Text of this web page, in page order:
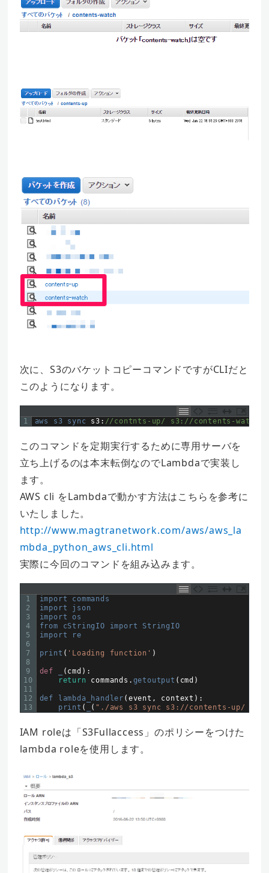
次に、S3のバケットコピーコマンドですがCLIだと
このようになります。
1 aws s3 sync s3 : //contnts-up/ s3://contents-watch/
このコマンドを定期実行するために専用サーバを
立ち上げるのは本末転倒なのでLambdaで実装し
ます。
AWS cli をLambdaで動かす方法はこちらを参考に
いたしました。
http://www.magtranetwork.com/aws/aws_la
mbda_python_aws_cli.html
実際に今回のコマンドを組み込みます。
1
2
3
4
5
6
7
8
9
10
11
12
13
import commands
import json
import os
from
cStringIO import StringIO
import
re
print ( 'Loading function' )
def ( cmd ) :
return
commands . getoutput ( cmd )
def lambda_handler ( event , context ) :
print ( ( "./aws s3 sync s3://contents-up/
IAM roleは「S3Fullaccess」のポリシーをつけた
lambda roleを使用します。